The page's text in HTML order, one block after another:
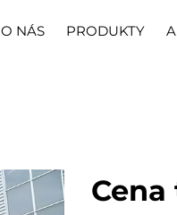
O NÁS PRODUKTY